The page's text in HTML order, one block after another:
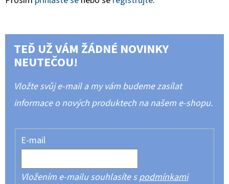
TEĎ UŽ VÁM ŽÁDNÉ NOVINKY
NEUTEČOU!
Vložte svůj e-mail a my vám budeme zasílat
informace o nových produktech na našem e-shopu.
E-mail
Vložením e-mailu souhlasíte spodmínkami